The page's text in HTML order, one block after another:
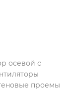
осевой с
проемы